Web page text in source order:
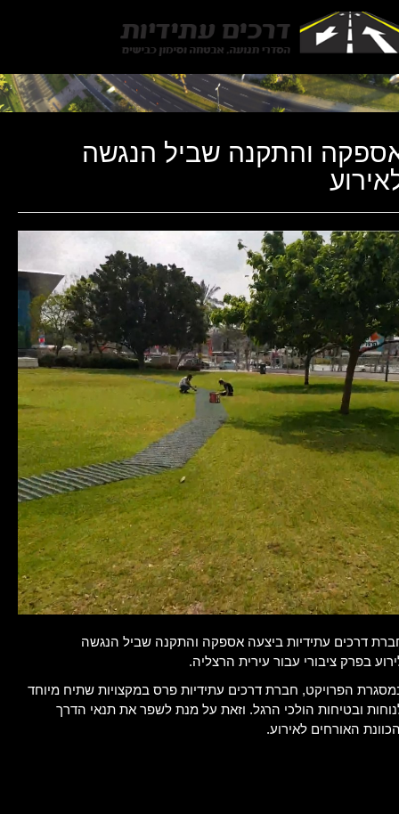
והתקנה שביל הנגשה
דרכים עתידיות ביצעה אספקה והתקנה שביל הנגשה
בפרק ציבורי עבור עירית הרצליה.
הפרויקט, חברת דרכים עתידיות פרס במקצויות שתיח מיוחד
ובטיחות הולכי הרגל. וזאת על מנת לשפר את תנאי הדרך
האורחים לאירוע.